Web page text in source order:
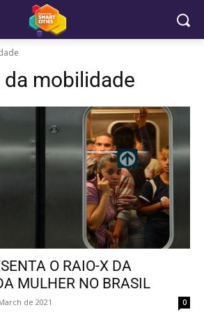
da mobilidade
O RAIO-X DA
MULHER NO BRASIL
de 2021 0